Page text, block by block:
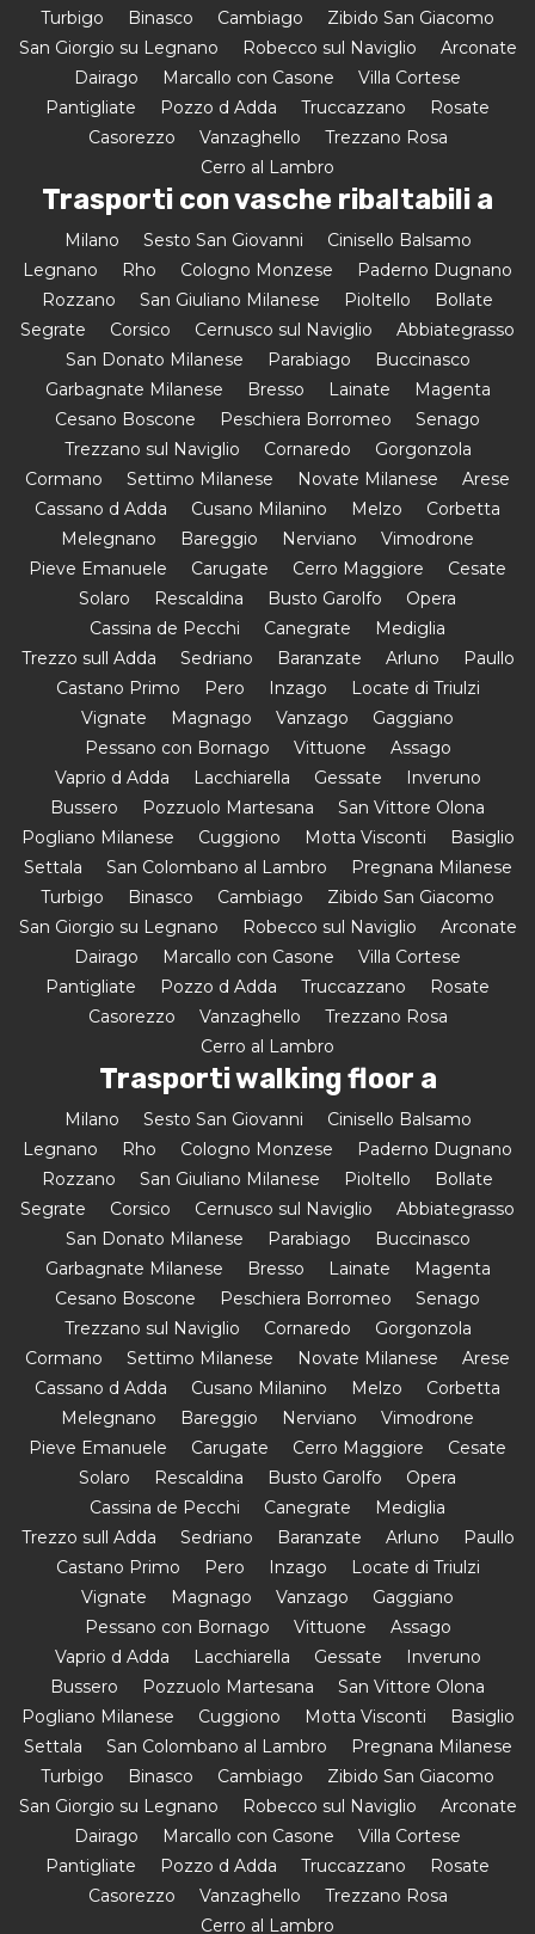
Turbigo
Binasco Cambiago
Zibido San Giacomo
San Giorgio su Legnano
Robecco sul Naviglio
Arconate
Dairago
Marcallo con Casone
Villa Cortese
Pantigliate
Pozzo d Adda Truccazzano
Rosate
Casorezzo
Vanzaghello
Trezzano Rosa
Cerro al Lambro
Trasporti con vasche ribaltabili a
Milano Sesto San Giovanni
Cinisello Balsamo
Legnano
Rho Cologno Monzese
Paderno Dugnano
Rozzano
San Giuliano Milanese Pioltello
Bollate
Segrate
Corsico Cernusco sul Naviglio
Abbiategrasso
San Donato Milanese
Parabiago
Buccinasco
Garbagnate Milanese
Bresso Lainate
Magenta
Cesano Boscone
Peschiera Borromeo
Senago
Trezzano sul Naviglio
Cornaredo
Gorgonzola
Cormano
Settimo Milanese Novate Milanese
Arese
Cassano d Adda
Cusano Milanino Melzo
Corbetta
Melegnano
Bareggio Nerviano
Vimodrone
Pieve Emanuele
Carugate Cerro Maggiore
Cesate
Solaro
Rescaldina Busto Garolfo
Opera
Cassina de Pecchi
Canegrate
Mediglia
Trezzo sull Adda
Sedriano Baranzate Arluno
Paullo
Castano Primo
Pero Inzago
Locate di Triulzi
Vignate
Magnago Vanzago
Gaggiano
Pessano con Bornago
Vittuone
Assago
Vaprio d Adda
Lacchiarella Gessate
Inveruno
Bussero
Pozzuolo Martesana
San Vittore Olona
Pogliano Milanese
Cuggiono Motta Visconti
Basiglio
Settala
San Colombano al Lambro
Pregnana Milanese
Turbigo
Binasco Cambiago
Zibido San Giacomo
San Giorgio su Legnano
Robecco sul Naviglio
Arconate
Dairago
Marcallo con Casone
Villa Cortese
Pantigliate
Pozzo d Adda Truccazzano
Rosate
Casorezzo
Vanzaghello
Trezzano Rosa
Cerro al Lambro
Trasporti walking floor a
Milano Sesto San Giovanni
Cinisello Balsamo
Legnano
Rho Cologno Monzese
Paderno Dugnano
Rozzano
San Giuliano Milanese Pioltello
Bollate
Segrate
Corsico Cernusco sul Naviglio
Abbiategrasso
San Donato Milanese
Parabiago
Buccinasco
Garbagnate Milanese
Bresso Lainate
Magenta
Cesano Boscone
Peschiera Borromeo
Senago
Trezzano sul Naviglio
Cornaredo
Gorgonzola
Cormano
Settimo Milanese Novate Milanese
Arese
Cassano d Adda
Cusano Milanino Melzo
Corbetta
Melegnano
Bareggio Nerviano
Vimodrone
Pieve Emanuele
Carugate Cerro Maggiore
Cesate
Solaro
Rescaldina Busto Garolfo
Opera
Cassina de Pecchi
Canegrate
Mediglia
Trezzo sull Adda
Sedriano Baranzate Arluno
Paullo
Castano Primo
Pero Inzago
Locate di Triulzi
Vignate
Magnago Vanzago
Gaggiano
Pessano con Bornago
Vittuone
Assago
Vaprio d Adda
Lacchiarella Gessate
Inveruno
Bussero
Pozzuolo Martesana
San Vittore Olona
Pogliano Milanese
Cuggiono Motta Visconti
Basiglio
Settala
San Colombano al Lambro
Pregnana Milanese
Turbigo
Binasco Cambiago
Zibido San Giacomo
San Giorgio su Legnano
Robecco sul Naviglio
Arconate
Dairago
Marcallo con Casone
Villa Cortese
Pantigliate
Pozzo d Adda Truccazzano
Rosate
Casorezzo
Vanzaghello
Trezzano Rosa
Cerro al Lambro